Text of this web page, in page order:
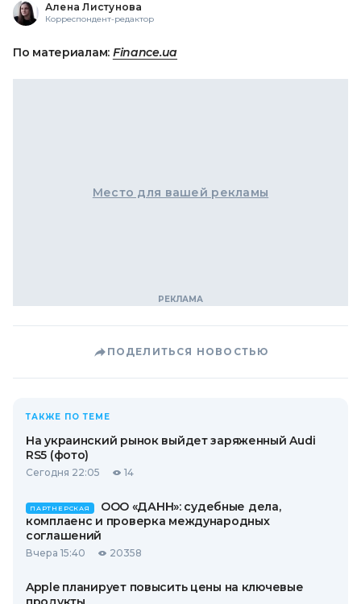
Алена Листунова
Корреспондент-редактор
По материалам: Finance.ua
Место для вашей рекламы
ПОДЕЛИТЬСЯ НОВОСТЬЮ
ТАКЖЕ ПО ТЕМЕ
На украинский рынок выйдет заряженный Audi
RS5 (фото)
Сегодня 22:05 14
ПАРТНЕРСКАЯ
ООО «ДАНН»: судебные дела,
комплаенс и проверка международных
соглашений
Вчера 15:40 20358
Apple планирует повысить цены на ключевые